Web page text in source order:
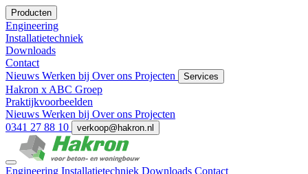
Producten
Engineering
Installatietechniek
Downloads
Contact
Nieuws Werken bij Over ons Projecten Services
Hakron x ABC Groep
Praktijkvoorbeelden
Nieuws Werken bij Over ons Projecten
0341 27 88 10
verkoop@hakron.nl
Engineering Installatietechniek Downloads Contact